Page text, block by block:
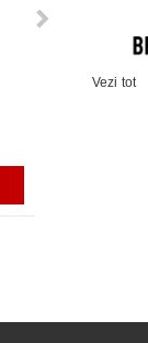
FURTUN
Vezi tot